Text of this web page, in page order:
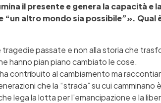
il presente e genera la capacità e
altro mondo sia possibile”». Qual
passate e non alla storia che
hanno pian piano cambiato le cose.
contribuito al cambiamento ma
che la “strada” su cui camminano
lega la lotta per l’emancipazione e la